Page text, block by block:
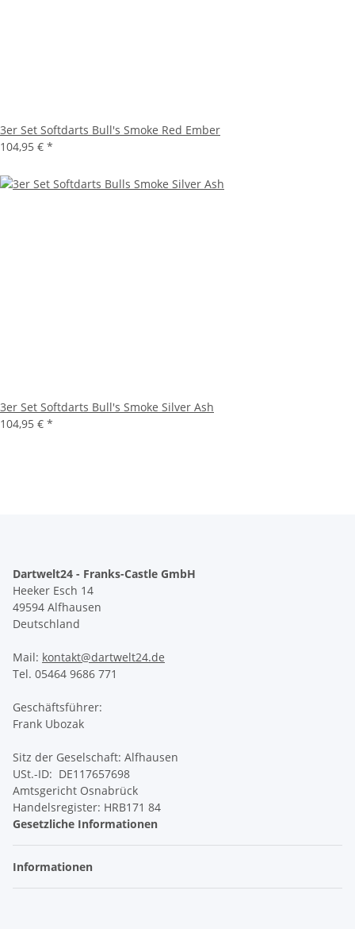
3er Set Softdarts Bull's Smoke Red Ember
104,95 € *
3er Set Softdarts Bull's Smoke Silver Ash
104,95 € *
Dartwelt24 - Franks-Castle GmbH
Heeker Esch 14
49594 Alfhausen
Deutschland
Mail: kontakt@dartwelt24.de
Tel. 05464 9686 771
Geschäftsführer:
Frank Ubozak
Sitz der Geselschaft: Alfhausen
USt.-ID: DE117657698
Amtsgericht Osnabrück
Handelsregister: HRB171 84
Gesetzliche Informationen
Informationen